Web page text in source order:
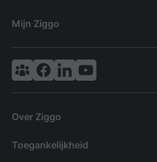
Mijn Ziggo
Vodafone & Ziggo Community
Ziggo Facebook
VodafoneZiggo LinkedIn
Ziggo YouTube
Over Ziggo
Toegankelijkheid